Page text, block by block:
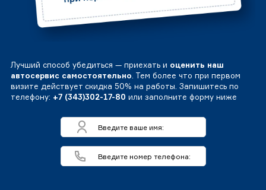
Лучший способ убедиться — приехать и оценить наш
автосервис самостоятельно. Тем более что при первом
визите действует скидка 50% на работы. Запишитесь по
телефону: +7 (343)302-17-80 или заполните форму ниже